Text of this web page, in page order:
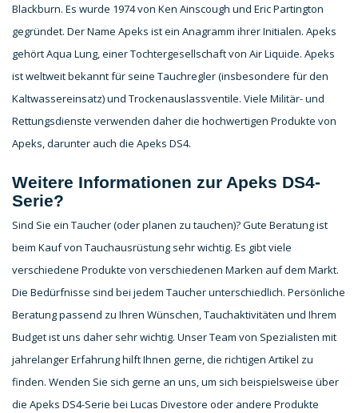
Blackburn. Es wurde 1974 von Ken Ainscough und Eric Partington
gegründet. Der Name Apeks ist ein Anagramm ihrer Initialen. Apeks
gehört Aqua Lung, einer Tochtergesellschaft von Air Liquide. Apeks
ist weltweit bekannt für seine Tauchregler (insbesondere für den
Kaltwassereinsatz) und Trockenauslassventile. Viele Militär- und
Rettungsdienste verwenden daher die hochwertigen Produkte von
Apeks, darunter auch die Apeks DS4.
Weitere Informationen zur Apeks DS4-
Serie?
Sind Sie ein Taucher (oder planen zu tauchen)? Gute Beratung ist
beim Kauf von Tauchausrüstung sehr wichtig. Es gibt viele
verschiedene Produkte von verschiedenen Marken auf dem Markt.
Die Bedürfnisse sind bei jedem Taucher unterschiedlich. Persönliche
Beratung passend zu Ihren Wünschen, Tauchaktivitäten und Ihrem
Budget ist uns daher sehr wichtig. Unser Team von Spezialisten mit
jahrelanger Erfahrung hilft Ihnen gerne, die richtigen Artikel zu
finden. Wenden Sie sich gerne an uns, um sich beispielsweise über
die Apeks DS4-Serie bei Lucas Divestore oder andere Produkte